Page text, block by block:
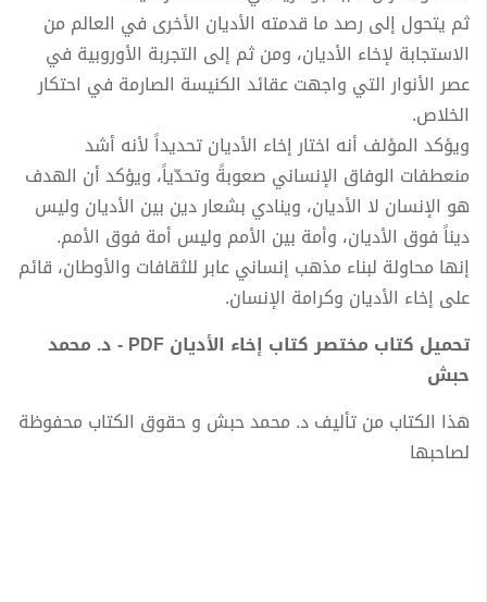
ثم يتحول إلى رصد ما قدمته الأديان الأخرى في العالم من
الاستجابة لإخاء الأديان، ومن ثم إلى التجربة الأوروبية في
عصر الأنوار التي واجهت عقائد الكنيسة الصارمة في احتكار
الخلاص.
ويؤكد المؤلف أنه اختار إخاء الأديان تحديداً لأنه أشد
منعطفات الوفاق الإنساني صعوبةً وتحدّياً، ويؤكد أن الهدف
هو الإنسان لا الأديان، وينادي بشعار دين بين الأديان وليس
ديناً فوق الأديان، وأمة بين الأمم وليس أمة فوق الأمم.
إنها محاولة لبناء مذهب إنساني عابر للثقافات والأوطان، قائم
على إخاء الأديان وكرامة الإنسان.
تحميل كتاب مختصر كتاب إخاء الأديان PDF - د. محمد
حبش
هذا الكتاب من تأليف د. محمد حبش و حقوق الكتاب محفوظة
لصاحبها